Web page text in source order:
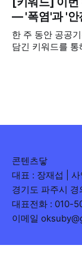
자를 확보하기
다수 확보하길
단체 유튜브 채널의
기관과 광역자치
2026년 7월 5주
— '폭염'과 '안
한 주 동안 공공
담긴 키워드를
콘텐츠닿
대표 : 장재섭 |
경기도 파주시
대표전화 : 010-
이메일